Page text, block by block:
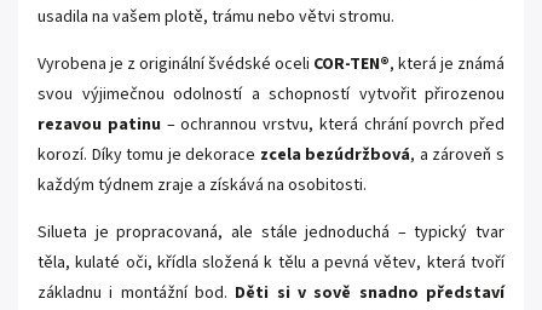
usadila na vašem plotě, trámu nebo větvi stromu.
Vyrobena je z originální švédské oceli COR-TEN®, která je známá
svou výjimečnou odolností a schopností vytvořit přirozenou
rezavou patinu – ochrannou vrstvu, která chrání povrch před
korozí. Díky tomu je dekorace zcela bezúdržbová, a zároveň s
každým týdnem zraje a získává na osobitosti.
Silueta je propracovaná, ale stále jednoduchá – typický tvar
těla, kulaté oči, křídla složená k tělu a pevná větev, která tvoří
základnu i montážní bod. Děti si v sově snadno představí